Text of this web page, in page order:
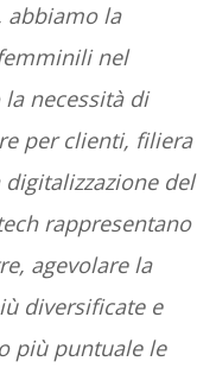
abbiamo la
nel
necessità di
per clienti, filiera
del
rappresentano
agevolare la
diversificate e
più puntuale le